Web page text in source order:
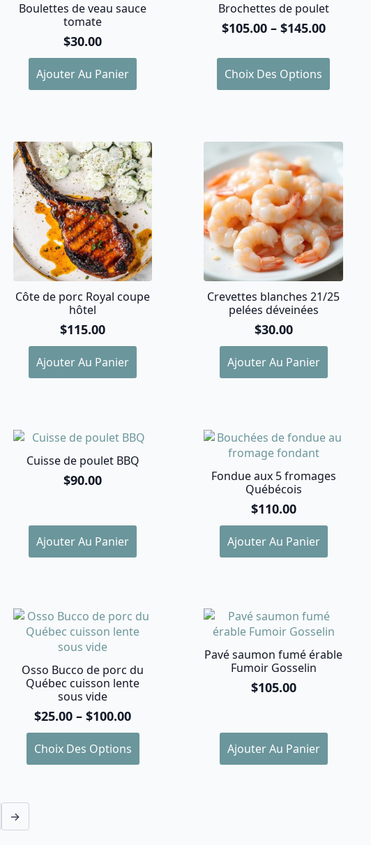
Boulettes de veau sauce
tomate
$30.00
Ajouter Au Panier
Brochettes de poulet
$105.00– $145.00
Plage
$105.00
à
Choix Des Options
produit
Les
options
peuvent
être
choisies
sur
la
page
du
produit
Côte de porc Royal coupe
hôtel
$115.00
Ajouter Au Panier
Crevettes blanches 21/25
pelées déveinées
$30.00
Ajouter Au Panier
Cuisse de poulet BBQ
$90.00
Ajouter Au Panier
Fondue aux 5 fromages
Québécois
$110.00
Ajouter Au Panier
Osso Bucco de porc du
Québec cuisson lente
sous vide
$25.00 –$100.00
Plage
de
prix :
$25.00
Choix Des Options
produit
variations.
options
Pavé saumon fumé érable
Fumoir Gosselin
$105.00
Ajouter Au Panier
→